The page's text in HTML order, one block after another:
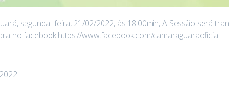
segunda -feira, 21/02/2022, às 18:00min, A Sessão será
no facebook:https://www.facebook.com/camaraguaraoficial